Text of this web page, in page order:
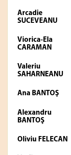
Arcadie
SUCEVEANU
Viorica-Ela
CARAMAN
Valeriu
SAHARNEANU
Ana BANTOŞ
Alexandru
BANTOŞ
Oliviu FELECAN